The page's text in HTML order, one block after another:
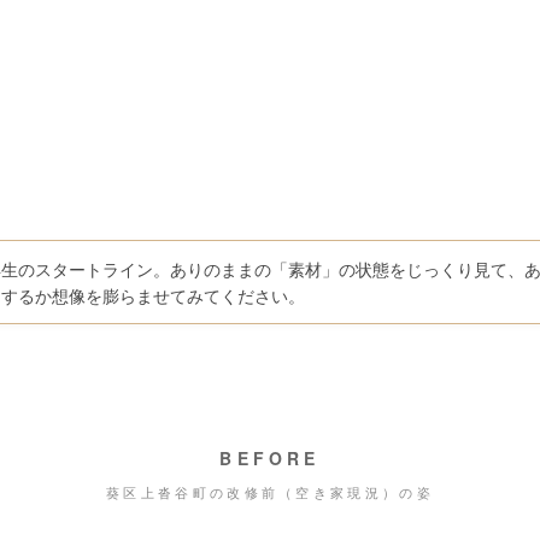
のスタートライン。ありのままの「素材」の状態をじっくり見て、
るか想像を膨らませてみてください。
BEFORE
葵区上沓谷町の改修前（空き家現況）の姿